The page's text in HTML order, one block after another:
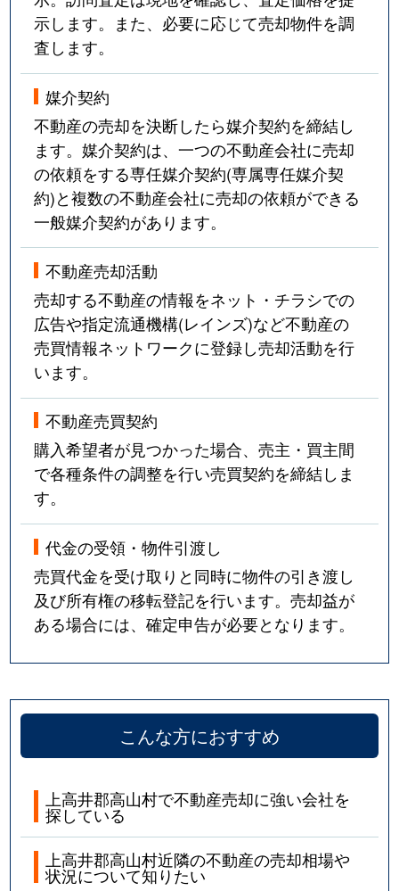
示します。また、必要に応じて売却物件を調
査します。
媒介契約
不動産の売却を決断したら媒介契約を締結し
ます。媒介契約は、一つの不動産会社に売却
の依頼をする専任媒介契約(専属専任媒介契
約)と複数の不動産会社に売却の依頼ができる
一般媒介契約があります。
不動産売却活動
売却する不動産の情報をネット・チラシでの
広告や指定流通機構(レインズ)など不動産の
売買情報ネットワークに登録し売却活動を行
います。
不動産売買契約
購入希望者が見つかった場合、売主・買主間
で各種条件の調整を行い売買契約を締結しま
す。
代金の受領・物件引渡し
売買代金を受け取りと同時に物件の引き渡し
及び所有権の移転登記を行います。売却益が
ある場合には、確定申告が必要となります。
こんな方におすすめ
上高井郡高山村で不動産売却に強い会社を
探している
上高井郡高山村近隣の不動産の売却相場や
状況について知りたい